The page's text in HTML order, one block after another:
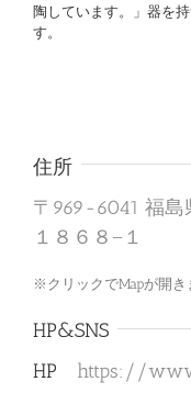
陶しています。」器を
す。
住所
〒969-6041 福島
１８６８−１
※クリックでMapが開き
HP&SNS
HP https://